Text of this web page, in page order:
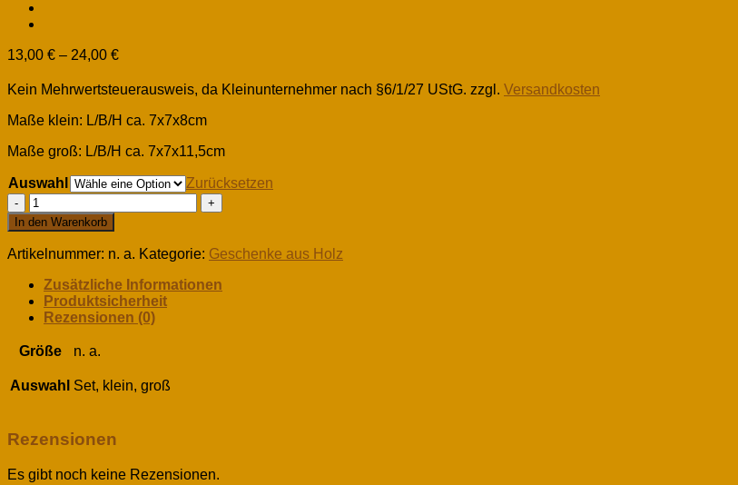
13,00 € – 24,00 €
Kein Mehrwertsteuerausweis, da Kleinunternehmer nach §6/1/27 UStG. zzgl. Versandkosten
Maße klein: L/B/H ca. 7x7x8cm
Maße groß: L/B/H ca. 7x7x11,5cm
Auswahl
Zurücksetzen
Stiftehalter
Menge
In den Warenkorb
Artikelnummer: n. a. Kategorie: Geschenke aus Holz
Zusätzliche Informationen
Produktsicherheit
Rezensionen (0)
Größe n. a.
Auswahl Set, klein, groß
Rezensionen
Es gibt noch keine Rezensionen.